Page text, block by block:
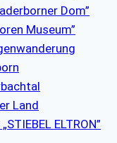
Dom”
Museum”
Land
ELTRON”